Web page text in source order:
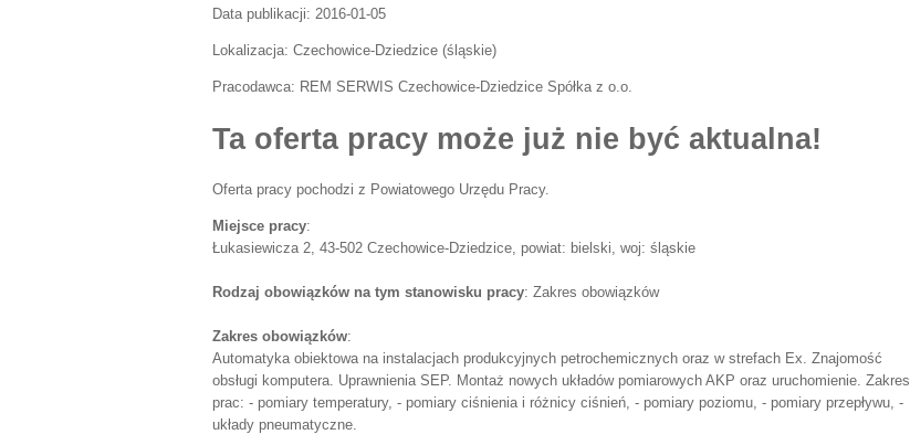
Data publikacji: 2016-01-05
Lokalizacja: Czechowice-Dziedzice (śląskie)
Pracodawca: REM SERWIS Czechowice-Dziedzice Spółka z o.o.
Ta oferta pracy może już nie być aktualna!
Oferta pracy pochodzi z Powiatowego Urzędu Pracy.
Miejsce pracy:
Łukasiewicza 2, 43-502 Czechowice-Dziedzice, powiat: bielski, woj: śląskie
Rodzaj obowiązków na tym stanowisku pracy: Zakres obowiązków
Zakres obowiązków:
Automatyka obiektowa na instalacjach produkcyjnych petrochemicznych oraz w strefach Ex. Znajomość
obsługi komputera. Uprawnienia SEP. Montaż nowych układów pomiarowych AKP oraz uruchomienie. Zakres
prac: - pomiary temperatury, - pomiary ciśnienia i różnicy ciśnień, - pomiary poziomu, - pomiary przepływu, -
układy pneumatyczne.